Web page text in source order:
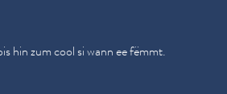
hin zum cool si wann ee fëmmt.